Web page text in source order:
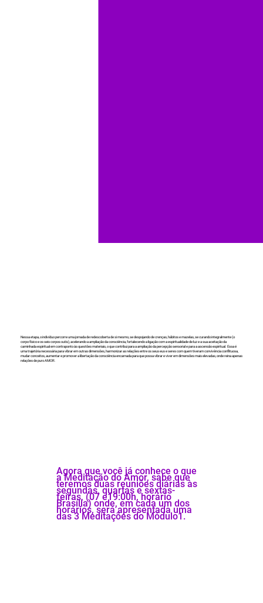
Nessa etapa, o indivíduo percorre uma jornada de redescoberta de si mesmo, se despojando de crenças, hábitos e mazelas, se curando integralmente (o
corpo físico e os seis corpos sutis), acelerando a ampliação da consciência, fortalecendo a ligação com a espiritualidade de luz e a sua aceitação da
caminhada espiritual em contraponto às questões materiais, o que contribui para a ampliação da percepção sensorial e para a ascensão espiritual. Essa é
uma trajetória necessária para vibrar em outras dimensões, harmonizar as relações entre os seus eus e seres com quem tiveram convivência conflituosa,
mudar conceitos, aumentar e promover a libertação da consciência encarnada para que possa vibrar e viver em dimensões mais elevadas, onde reina apenas
relações de puro AMOR.
Agora que você já conhece o que
a Meditação do Amor, sabe que
teremos duas reuniões diárias às
segundas, quartas e sextas-
feiras, (07 e19:00h, horário
Brasília) onde, em cada um dos
horários, será apresentada uma
das 3 Meditações do Módulo1.